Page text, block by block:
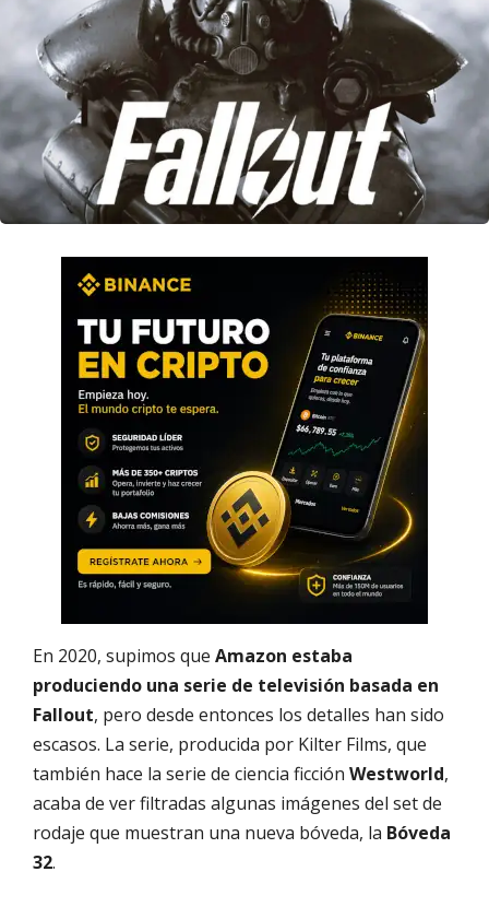
En 2020, supimos que Amazon estaba
produciendo una serie de televisión basada en
Fallout, pero desde entonces los detalles han sido
escasos. La serie, producida por Kilter Films, que
también hace la serie de ciencia ficción Westworld,
acaba de ver filtradas algunas imágenes del set de
rodaje que muestran una nueva bóveda, la Bóveda
32.